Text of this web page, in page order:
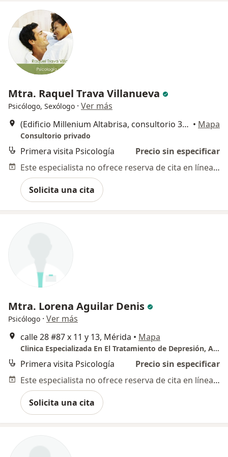
Mtra. Raquel Trava Villanueva
Psicólogo, Sexólogo · Ver más
(Edificio Millenium Altabrisa, consultorio 309) Calle 15 no 491 x 22 y 28 fraccionamiento Altabrisa, Mérida • Mapa
Consultorio privado
Primera visita Psicología
Precio sin especificar
Este especialista no ofrece reserva de cita en línea en esta dirección.
Solicita una cita
Mtra. Lorena Aguilar Denis
Psicólogo · Ver más
calle 28 #87 x 11 y 13, Mérida • Mapa
Clinica Especializada En El Tratamiento de Depresión, Alcoholismo y Adicciones
Primera visita Psicología
Precio sin especificar
Este especialista no ofrece reserva de cita en línea en esta dirección.
Solicita una cita